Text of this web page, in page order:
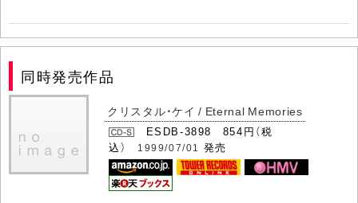
同時発売作品
クリスタル・ケイ / Eternal Memories
ESDB-3898 854円（税
込） 1999/07/01 発売